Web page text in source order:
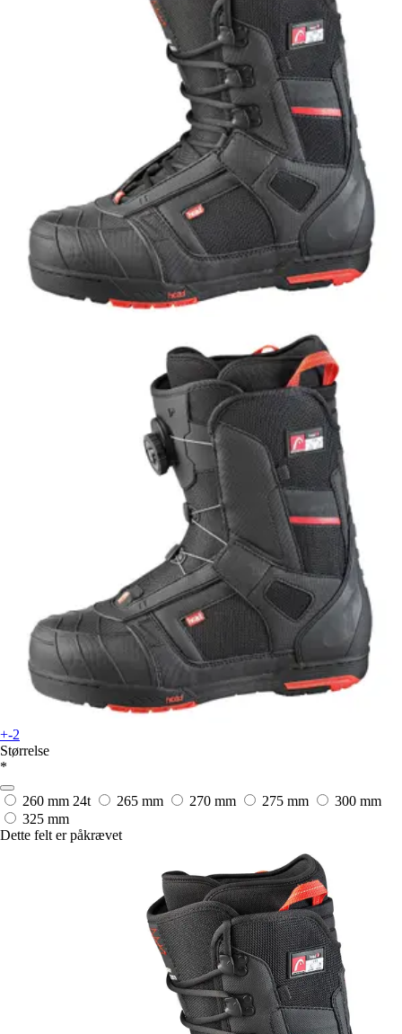
+-2
Størrelse
*
260 mm 24t 265 mm 270 mm 275 mm
300 mm
325 mm
Dette felt er påkrævet